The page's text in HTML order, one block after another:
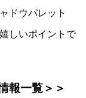
ドウパレット
しいポイントで
報一覧＞＞